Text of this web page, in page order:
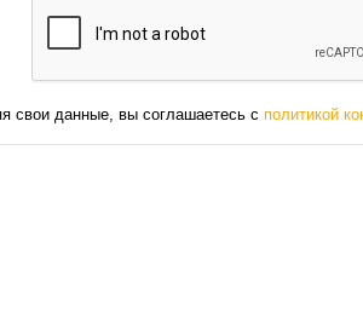
свои данные, вы соглашаетесь с политикой